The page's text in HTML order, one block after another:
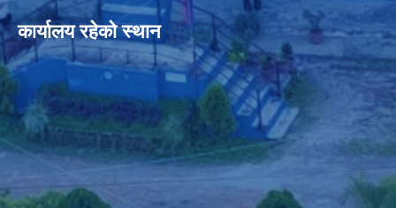
कार्यालय रहेको स्थान